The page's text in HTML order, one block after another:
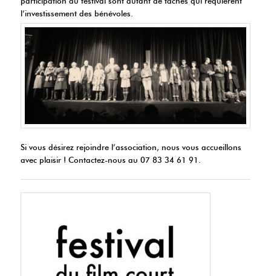
l’investissement des bénévoles.
Si vous désirez rejoindre l’association, nous vous accueillons
avec plaisir ! Contactez-nous au 07 83 34 61 91.